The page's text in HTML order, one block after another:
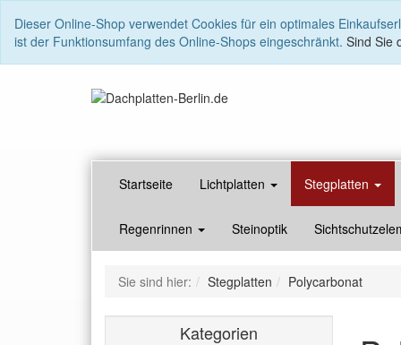
Dieser Online-Shop verwendet Cookies für ein optimales
ist der Funktionsumfang des Online-Shops eingeschränkt. Sind Sie
Startseite Lichtplatten Stegplatten
Regenrinnen Steinoptik
Sie sind hier: Stegplatten Polycarbonat
Kategorien